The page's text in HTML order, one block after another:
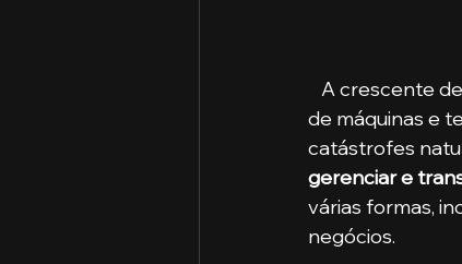
de máquinas e
catástrofes
gerenciar e
várias formas,
negócios.